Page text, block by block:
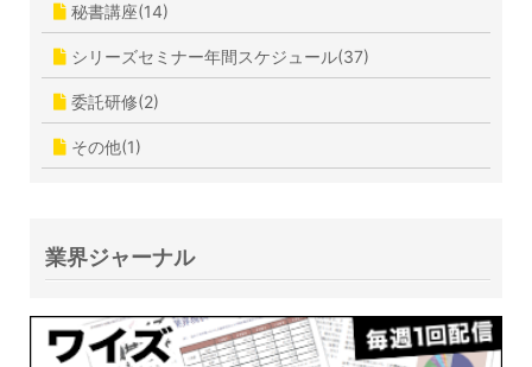
秘書講座(14)
シリーズセミナー年間スケジュール(37)
委託研修(2)
その他(1)
業界ジャーナル